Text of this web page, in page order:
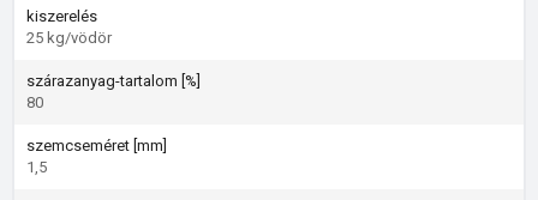
kiszerelés
25 kg/vödör
szárazanyag-tartalom [%]
80
szemcseméret [mm]
1,5